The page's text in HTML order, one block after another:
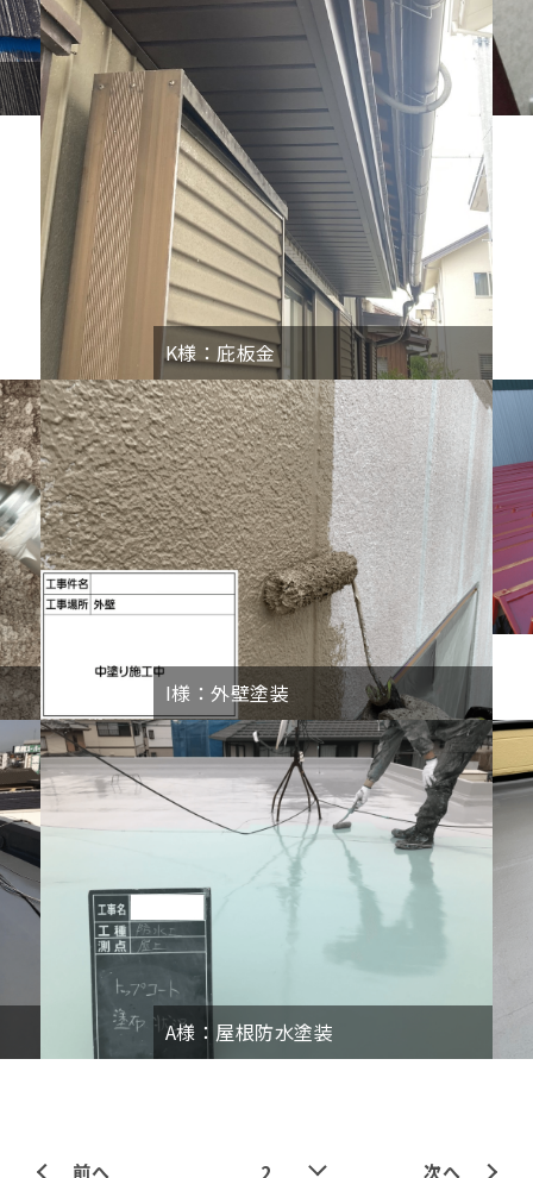
K様：庇板金
I様：外壁塗装
A様：屋根防水塗装
前へ 2 次へ